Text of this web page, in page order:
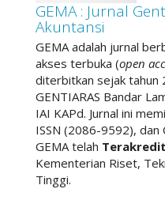
GEMA : Jurnal
Akuntansi
GEMA adalah jurnal
akses terbuka (open
diterbitkan sejak tahun
GENTIARAS Bandar
IAI KAPd. Jurnal ini
ISSN (2086-9592), dan
GEMA telah
Kementerian Riset,
Tinggi.